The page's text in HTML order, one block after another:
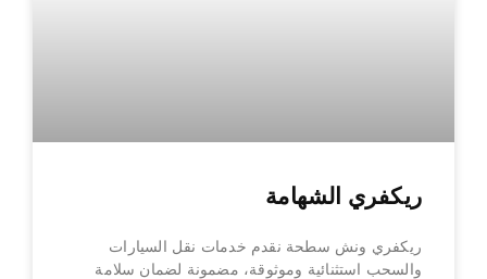
ريكفري الشهامة
ريكفري ونش سطحة نقدم خدمات نقل السيارات
والسحب استثنائية وموثوقة، مضمونة لضمان سلامة